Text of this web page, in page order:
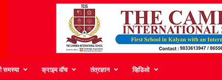
समस्या क्राइम वॉच तंत्रज्ञान व्हिडिओ